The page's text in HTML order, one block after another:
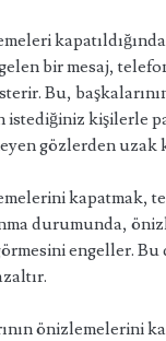
bir mesaj,
Bu,
istediğiniz kişilerle
gözlerden uzak
kapatmak,
durumunda,
engeller.
önizlemelerini